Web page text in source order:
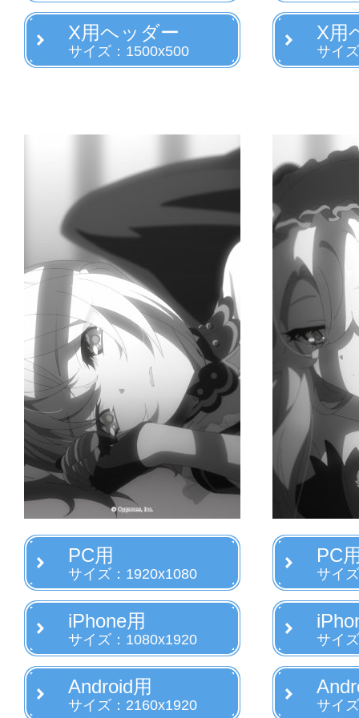
X用ヘッダー
サイズ：1500x500
X用
サイ
PC用
サイズ：1920x1080
iPhone用
サイズ：1080x1920
Android用
サイズ：2160x1920
PC
サイ
サイ
サイ